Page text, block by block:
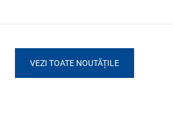
VEZI TOATE NOUTĂȚILE